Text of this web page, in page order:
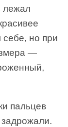
лежал
себе, но при
—
пальцев